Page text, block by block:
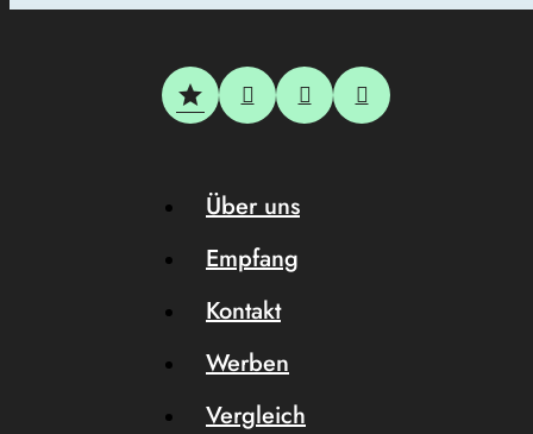
Über uns
Empfang
Kontakt
Werben
Vergleich